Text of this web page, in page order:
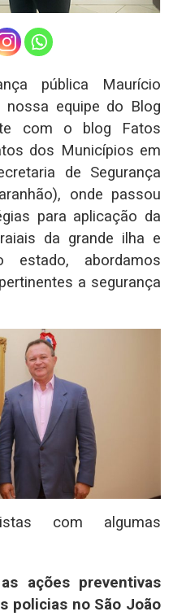
pública Maurício
nossa equipe do Blog
com o blog Fatos
dos Municípios em
de Segurança
onde passou
para aplicação da
da grande ilha e
abordamos
a segurança
com algumas
ações preventivas
policias no São João